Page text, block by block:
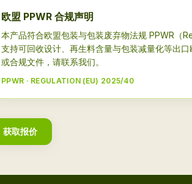
欧盟 PPWR 合规声明
本产品符合欧盟包装与包装废弃物法规 PPWR（
支持可回收设计、再生料含量与包装减量化等出
或合规文件，请联系我们。
PPWR · REGULATION (EU) 2025/40
获取报价